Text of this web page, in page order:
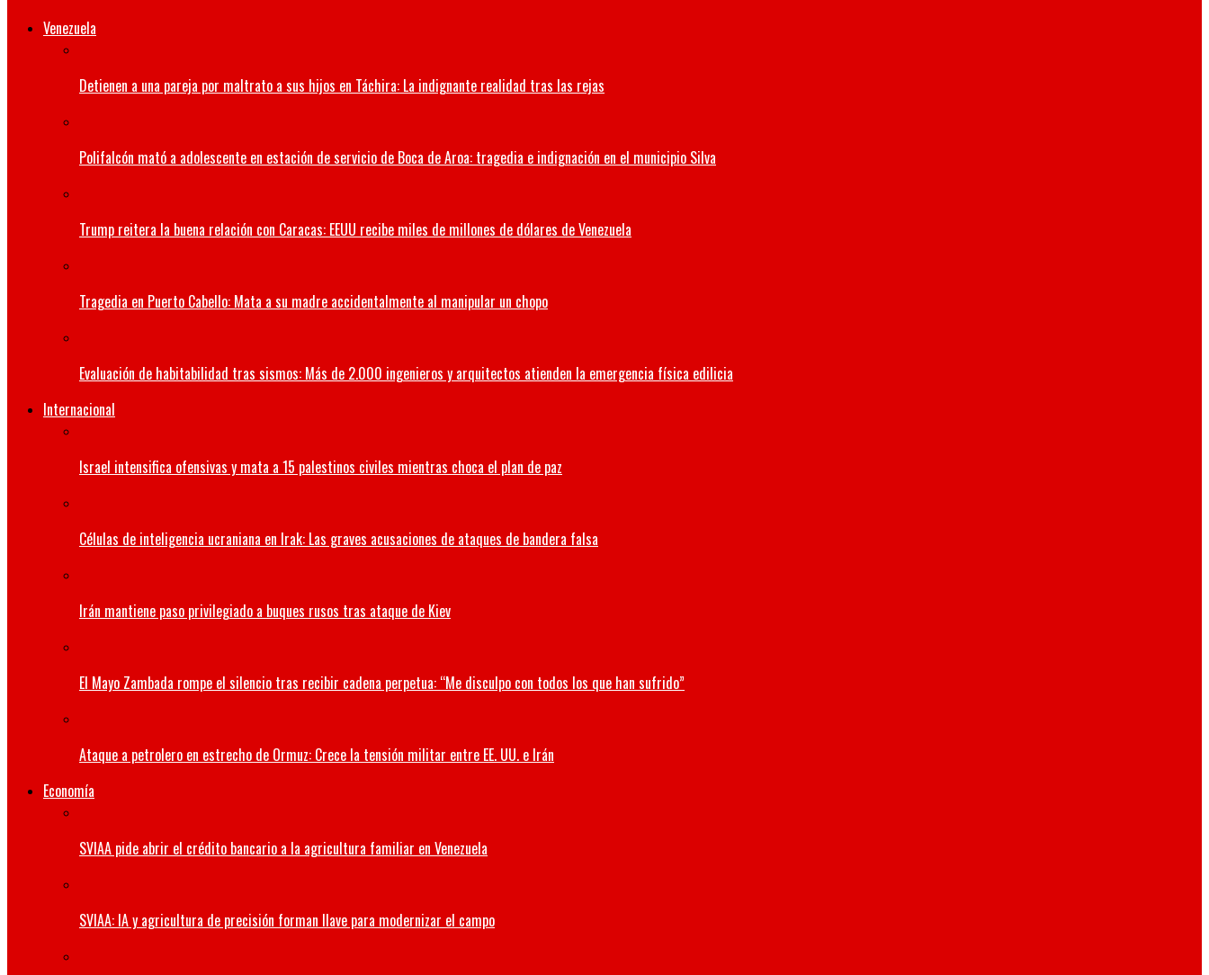
Venezuela
Detienen a una pareja por maltrato a sus hijos en Táchira: La indignante realidad tras las rejas
Polifalcón mató a adolescente en estación de servicio de Boca de Aroa: tragedia e indignación en el municipio Silva
Trump reitera la buena relación con Caracas: EEUU recibe miles de millones de dólares de Venezuela
Tragedia en Puerto Cabello: Mata a su madre accidentalmente al manipular un chopo
Evaluación de habitabilidad tras sismos: Más de 2.000 ingenieros y arquitectos atienden la emergencia física edilicia
Internacional
Israel intensifica ofensivas y mata a 15 palestinos civiles mientras choca el plan de paz
Células de inteligencia ucraniana en Irak: Las graves acusaciones de ataques de bandera falsa
Irán mantiene paso privilegiado a buques rusos tras ataque de Kiev
El Mayo Zambada rompe el silencio tras recibir cadena perpetua: “Me disculpo con todos los que han sufrido”
Ataque a petrolero en estrecho de Ormuz: Crece la tensión militar entre EE. UU. e Irán
Economía
SVIAA pide abrir el crédito bancario a la agricultura familiar en Venezuela
SVIAA: IA y agricultura de precisión forman llave para modernizar el campo